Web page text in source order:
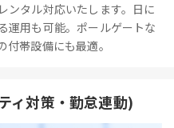
ンタル対応いたします。日に
運用も可能。ポールゲートな
帯設備にも最適。
ィ対策・勤怠連動)